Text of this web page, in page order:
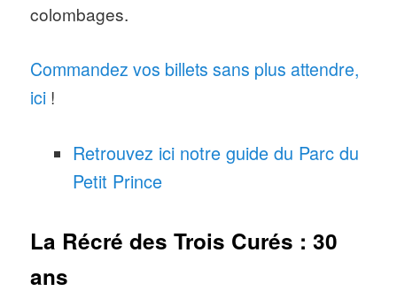
colombages.
Commandez vos billets sans plus attendre,
ici !
Retrouvez ici notre guide du Parc du
Petit Prince
La Récré des Trois Curés : 30
ans